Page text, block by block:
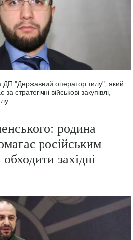
ДП "Державний оператор тилу", який
стратегічні військові закупівлі,
родина
російським
західні